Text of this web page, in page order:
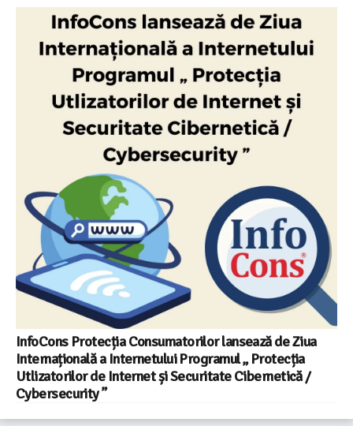
InfoCons Protecția Consumatorilor lansează de Ziua
Internațională a Internetului Programul „ Protecția
Utlizatorilor de Internet și Securitate Cibernetică /
Cybersecurity ”